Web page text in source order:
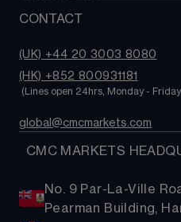
CONTACT
(UK) +44 20 3003 8080
(HK) +852 800931181
(Lines open 24hrs, Monday -
global@cmcmarkets.com
CMC MARKETS
No. 9 Par-La-Ville
Pearman Building,